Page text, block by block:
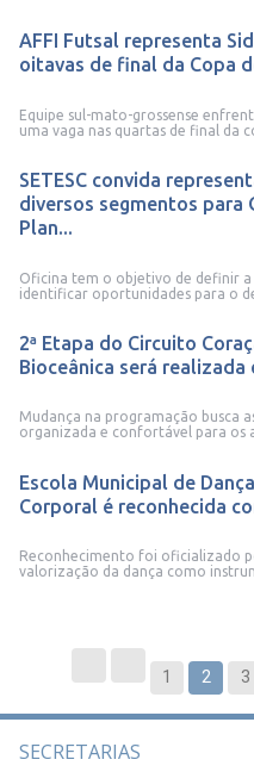
AFFI Futsal representa
oitavas de final da Copa
Equipe sul-mato-grossense
uma vaga nas quartas de final da
SETESC convida
diversos segmentos para
Plan...
Oficina tem o objetivo de definir
identificar oportunidades para o
2ª Etapa do Circuito
Bioceânica será realizada
Mudança na programação busca
organizada e confortável para os
Escola Municipal de
Corporal é reconhecida
Reconhecimento foi oficializado
valorização da dança como
1 2 3
SECRETARIAS